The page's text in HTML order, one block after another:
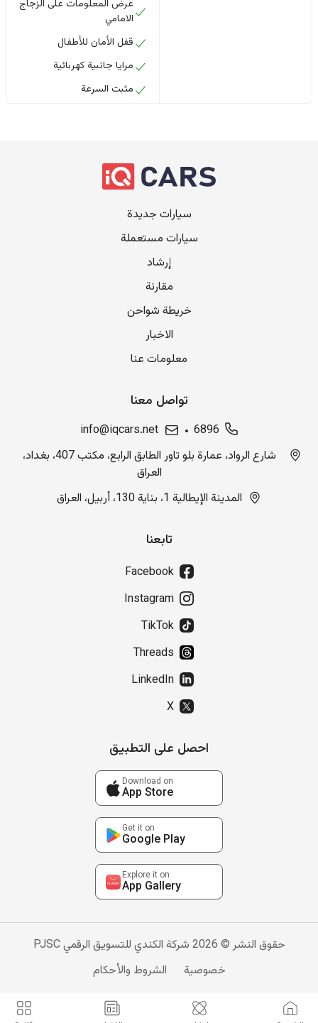
عرض المعلومات على الزجاج
الامامي
قفل الأمان للأطفال
مرايا جانبية كهربائية
مثبت السرعة
سيارات جديدة
سيارات مستعملة
إرشاد
مقارنة
خريطة شواحن
الاخبار
معلومات عنا
تواصل معنا
6896
info@iqcars.net
شارع الرواد، عمارة بلو تاور الطابق الرابع، مكتب 407، بغداد،
العراق
المدينة الإيطالية 1، بناية 130، أربيل، العراق
تابعنا
Facebook
Instagram
TikTok
Threads
LinkedIn
X
احصل على التطبيق
Download on
App Store
Get it on
Google Play
Explore it on
App Gallery
حقوق النشر © 2026 شركة الكندي للتسويق الرقمي PJSC
خصوصية
الشروط والأحكام